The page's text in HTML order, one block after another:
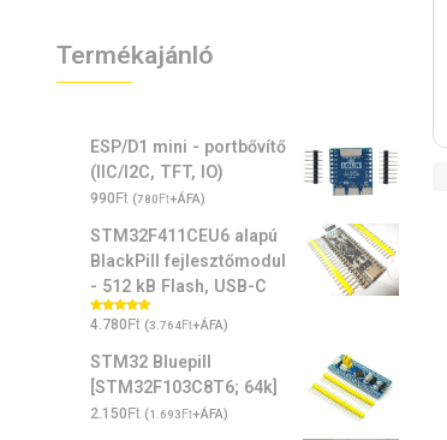
Termékajánló
ESP/D1 mini - portbővítő
(IIC/I2C, TFT, IO)
990Ft (780Ft+ÁFA)
STM32F411CEU6 alapú
BlackPill fejlesztőmodul
- 512 kB Flash, USB-C
Értékelés:
5.00 / 5
4.780Ft (3.764Ft+ÁFA)
STM32 Bluepill
[STM32F103C8T6; 64k]
2.150Ft (1.693Ft+ÁFA)